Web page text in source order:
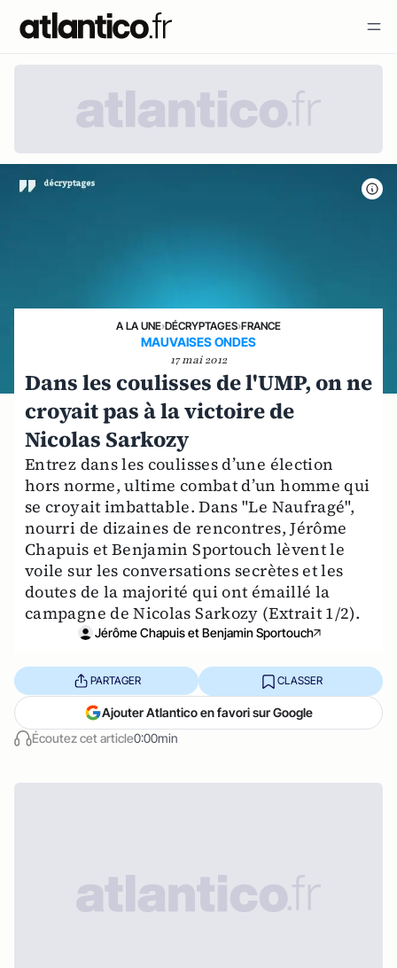
A LA UNE›DÉCRYPTAGES›FRANCE
MAUVAISES ONDES
17 mai 2012
Dans les coulisses de l'UMP, on ne
croyait pas à la victoire de
Nicolas Sarkozy
Entrez dans les coulisses d’une élection
hors norme, ultime combat d’un homme qui
se croyait imbattable. Dans "Le Naufragé",
nourri de dizaines de rencontres, Jérôme
Chapuis et Benjamin Sportouch lèvent le
voile sur les conversations secrètes et les
doutes de la majorité qui ont émaillé la
campagne de Nicolas Sarkozy (Extrait 1/2).
Jérôme Chapuis et Benjamin Sportouch
Écoutez cet article0:00min
PARTAGER CLASSER
Ajouter Atlantico en favori sur Google